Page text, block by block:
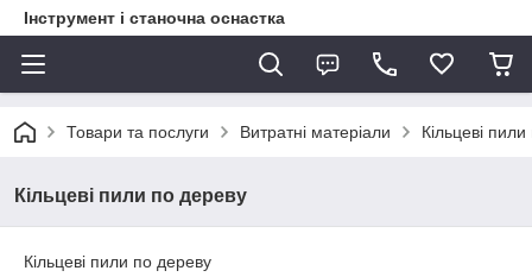
Інструмент і станочна оснастка
Товари та послуги Витратні матеріали Кільцеві
Кільцеві пили по дереву
Кільцеві пили по дереву